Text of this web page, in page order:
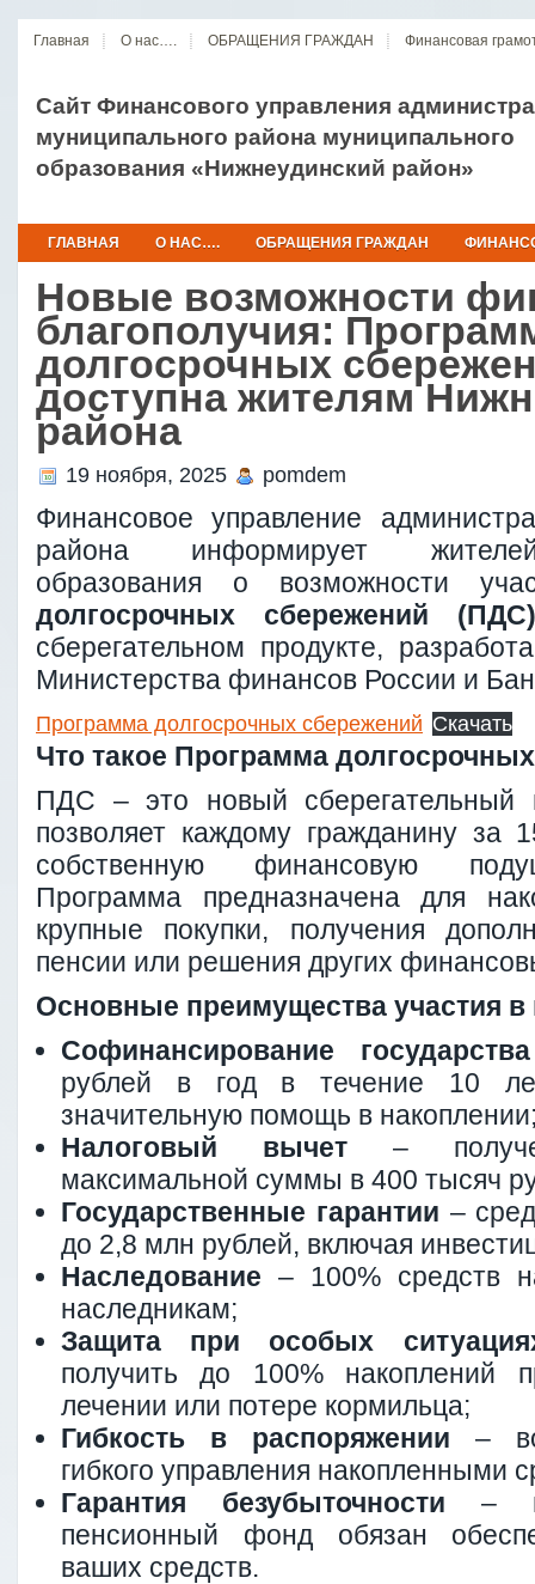
Главная О нас…. ОБРАЩЕНИЯ ГРАЖДАН Финансовая
Сайт Финансового управления
муниципального района муниципального
образования «Нижнеудинский район»
ГЛАВНАЯ О НАС…. ОБРАЩЕНИЯ ГРАЖДАН
Новые возможности
благополучия:
долгосрочных
доступна жителям
района
19 ноября, 2025 pomdem
Финансовое управление
района информирует
образования о возможности
долгосрочных сбережений (ПДС)
сберегательном продукте,
Министерства финансов России и
Программа долгосрочных сбережений Скачать
Что такое Программа
ПДС – это новый сберегательный
позволяет каждому гражданину за
собственную финансовую
Программа предназначена для
крупные покупки, получения
пенсии или решения других
Основные преимущества участия
Софинансирование государства
рублей в год в течение 10
значительную помощь в
Налоговый вычет –
максимальной суммы в 400 тысяч
Государственные гарантии –
до 2,8 млн рублей, включая
Наследование – 100% средств
наследникам;
Защита при особых
получить до 100% накоплений
лечении или потере кормильца;
Гибкость в распоряжении –
гибкого управления накопленными
Гарантия безубыточности –
пенсионный фонд обязан
ваших средств.